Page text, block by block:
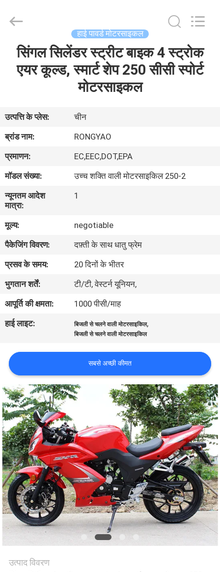
हमारे
बारे
में
कारखाना
भ्रमण
गुणवत्ता
नियंत्रण
संपर्क
करें
एक
की
विनती
करे
साइटमैप
गोपनीयता
नीति
Vehicle
Co.,Ltd.
Reserved.
हाई पावर्ड मोटरसाइकल
सिंगल सिलेंडर स्ट्रीट बाइक 4 स्ट्रोक
एयर कूल्ड, स्मार्ट शेप 250 सीसी स्पोर्ट
मोटरसाइकल
उत्पत्ति के प्लेस:
चीन
ब्रांड नाम:
RONGYAO
प्रमाणन:
EC,EEC,DOT,EPA
मॉडल संख्या:
उच्च शक्ति वाली मोटरसाइकिल 250-2
न्यूनतम आदेश
मात्रा:
1
मूल्य:
negotiable
पैकेजिंग विवरण:
दफ़्ती के साथ धातु फ्रेम
प्रसव के समय:
20 दिनों के भीतर
भुगतान शर्तें:
टी/टी, वेस्टर्न यूनियन,
आपूर्ति की क्षमता:
1000 पीसी/माह
हाई लाइट:
बिजली से चलने वाली मोटरसाइकिल,
बिजली से चलने वाली मोटरसाइकिल
सबसे अच्छी कीमत
उत्पाद विवरण